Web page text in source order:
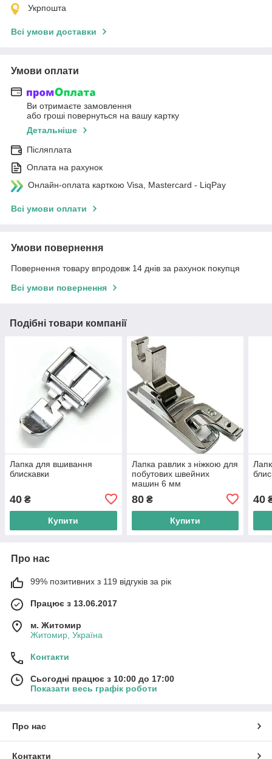
Укрпошта
Всі умови доставки
Умови оплати
Ви отримаєте замовлення
або гроші повернуться на вашу картку
Детальніше
Післяплата
Оплата на рахунок
Онлайн-оплата карткою Visa, Mastercard - LiqPay
Всі умови оплати
Умови повернення
Повернення товару впродовж 14 днів за рахунок покупця
Всі умови повернення
Подібні товари компанії
Лапка для вшивання
блискавки
40 ₴
Купити
Лапка равлик з ніжкою для
побутових швейних
машин 6 мм
80₴
Купити
40
Про нас
99% позитивних з 119 відгуків за рік
Працює з 13.06.2017
м. Житомир
Житомир, Україна
Контакти
Сьогодні працює з 10:00 до 17:00
Показати весь графік роботи
Про нас
Контакти